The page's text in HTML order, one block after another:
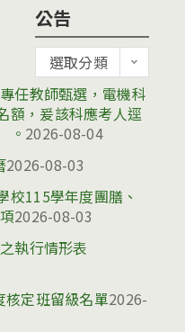
公告
告
選取分類
任教師甄選，電機科
額，爰該科應考人逕
。 2026-08-04
2026-08-03
校115學年度團膳、
2026-08-03
執行情形表
核定班留級名單2026-